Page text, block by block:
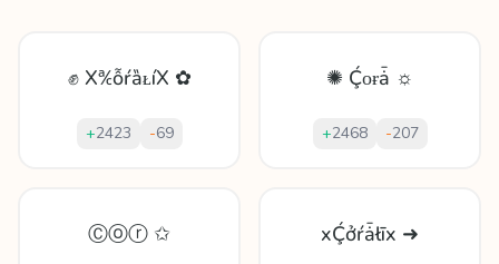
✊ X℀ỗŕȁᴌíX ✿
+2423 -69
✺ Ḉοɍǡ ☼
+2468 -207
Ⓒⓞⓡ ✩ xḈởŕǡłīx ➜